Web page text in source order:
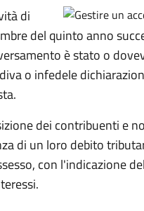
di
del quinto anno
è stato o
o infedele
dei contribuenti e
di un loro debito
con l'indicazione